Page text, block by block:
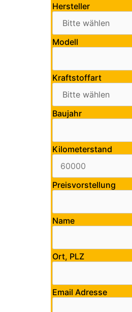
Hersteller
Modell
Kraftstoffart
Baujahr
Kilometerstand
Preisvorstellung
Name
Ort, PLZ
Email Adresse